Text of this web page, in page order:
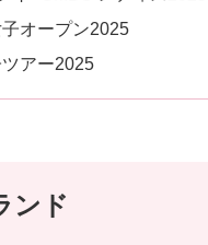
オープン2025
アー2025
ンド